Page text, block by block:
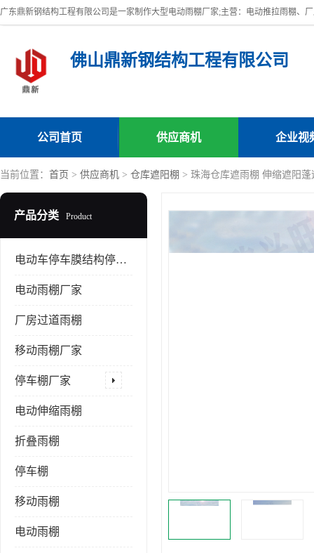
佛山鼎新钢结构工程有限公司
公司首页 供应商机 企业视
当前位置： 首页 > 供应商机 > 仓库遮阳棚 > 珠海仓库遮雨棚 伸缩遮阳蓬
产品分类 Product
电动车停车膜结构停车棚
电动雨棚厂家
厂房过道雨棚
移动雨棚厂家
停车棚厂家
电动伸缩雨棚
折叠雨棚
停车棚
移动雨棚
电动雨棚